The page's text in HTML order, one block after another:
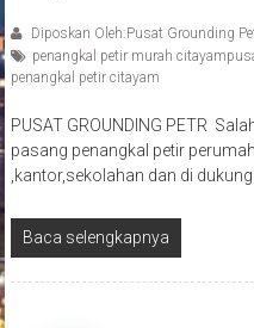
Diposkan Oleh:Pusat Grounding
penangkal petir murah
penangkal petir citayam
PUSAT GROUNDING PETR
pasang penangkal petir
,kantor,sekolahan dan di
Baca selengkapnya